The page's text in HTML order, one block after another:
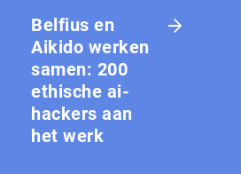
Belfius en
Aikido werken
samen: 200
ethische ai-
hackers aan
het werk